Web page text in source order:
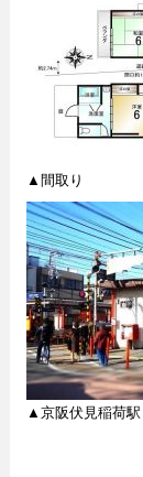
▲間取り
▲京阪伏見稲荷駅